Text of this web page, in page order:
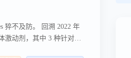
猝不及防。 回溯 2022 年
激动剂，其中 3 种针对癌